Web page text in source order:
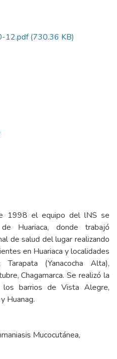
12.pdf(730.36 KB)
1998 el equipo del lNS se
Huariaca, donde trabajó
de salud del lugar realizando
en Huariaca y localidades
(Yanacocha Alta),
Chagamarca. Se realizó la
barrios de Vista Alegre,
Huanag.
Mucocutánea,